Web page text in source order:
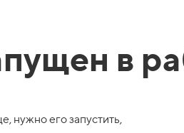
в
нужно его запустить,